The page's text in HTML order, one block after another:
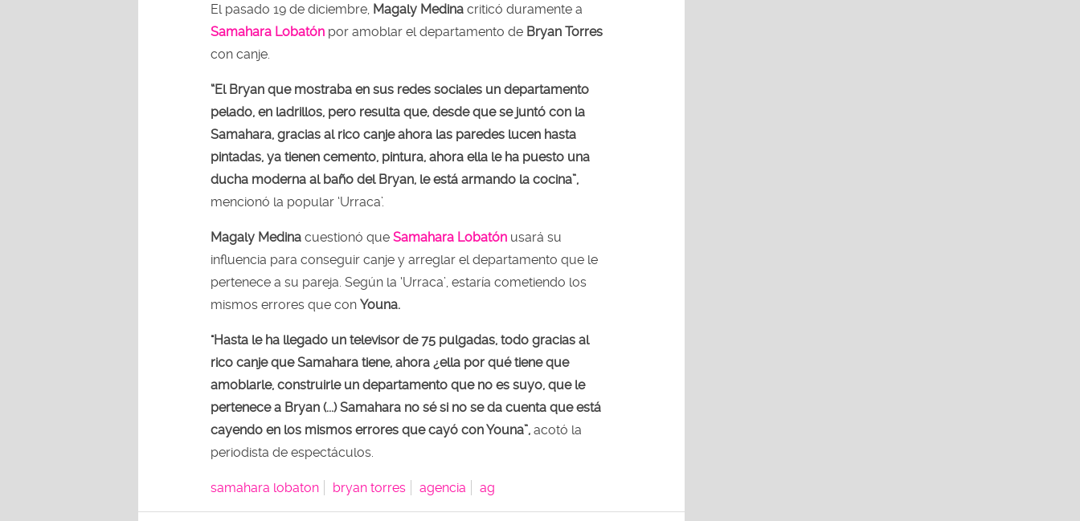
El pasado 19 de diciembre, Magaly Medina criticó duramente a
Samahara Lobatón por amoblar el departamento de Bryan Torres
con canje.
“El Bryan que mostraba en sus redes sociales un departamento
pelado, en ladrillos, pero resulta que, desde que se juntó con la
Samahara, gracias al rico canje ahora las paredes lucen hasta
pintadas, ya tienen cemento, pintura, ahora ella le ha puesto una
ducha moderna al baño del Bryan, le está armando la cocina”,
mencionó la popular ‘Urraca’.
Magaly Medina cuestionó que Samahara Lobatón usará su
influencia para conseguir canje y arreglar el departamento que le
pertenece a su pareja. Según la ‘Urraca’, estaría cometiendo los
mismos errores que con Youna.
"Hasta le ha llegado un televisor de 75 pulgadas, todo gracias al
rico canje que Samahara tiene, ahora ¿ella por qué tiene que
amoblarle, construirle un departamento que no es suyo, que le
pertenece a Bryan (...) Samahara no sé si no se da cuenta que está
cayendo en los mismos errores que cayó con Youna”, acotó la
periodista de espectáculos.
samahara lobaton bryan torres agencia ag